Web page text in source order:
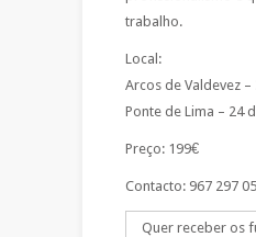
trabalho.
Local:
Arcos de Valdevez –
Ponte de Lima – 24
Preço: 199€
Contacto: 967 297
Quer receber os